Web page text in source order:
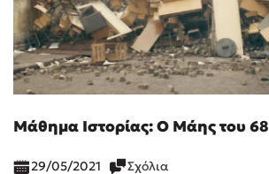
Μάθημα Ιστορίας: Ο Μάης του 68
29/05/2021 Σχόλια